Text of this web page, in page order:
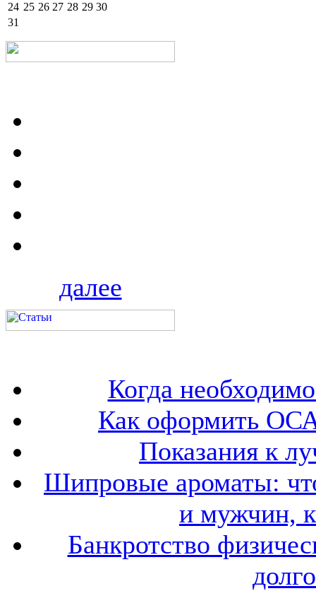
24 25 26 27 28 29 30
31
далее
Когда
Как оформить
Показания к
Шипровые ароматы:
и мужчин,
Банкротство